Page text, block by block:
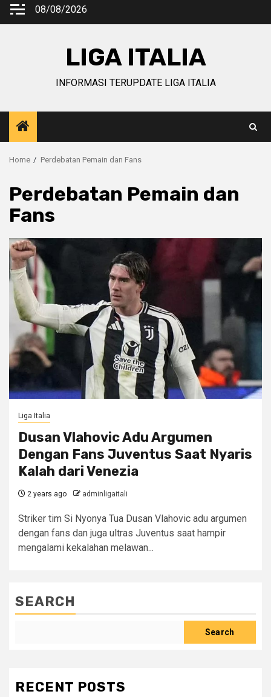
Skip
08/08/2026
LIGA ITALIA
INFORMASI TERUPDATE LIGA ITALIA
Home Perdebatan Pemain dan Fans
Perdebatan Pemain dan
Fans
Liga Italia
Dusan Vlahovic Adu Argumen
Dengan Fans Juventus Saat Nyaris
Kalah dari Venezia
2 years ago adminligaitali
Striker tim Si Nyonya Tua Dusan Vlahovic adu argumen
dengan fans dan juga ultras Juventus saat hampir
mengalami kekalahan melawan...
SEARCH
Search
RECENT POSTS